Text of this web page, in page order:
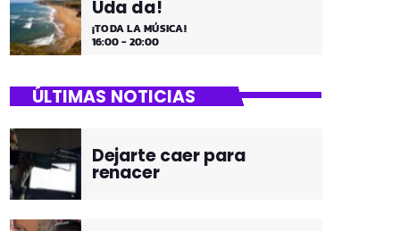
Uda da!
¡TODA LA MÚSICA!
16:00 - 20:00
ÚLTIMAS NOTICIAS
Dejarte caer para
renacer